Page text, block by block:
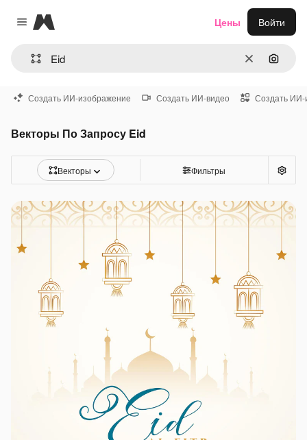
Close menu
Magnific
ОчиститьПоиск
Цены Войти
Создать ИИ-изображение Создать ИИ-видео Создать ИИ-
Векторы По Запросу Eid
Векторы Фильтры